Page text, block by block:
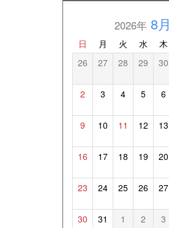
2026年8月
日 月 火 水 木
26 27 28 29 30
2 3 4 5 6
9 10 11 12 13
16 17 18 19 20
23 24 25 26 27
30 31 1 2 3